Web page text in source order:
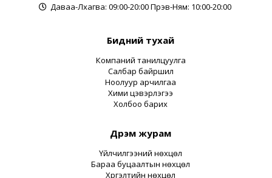
Даваа-Лхагва: 09:00-20:00 Пүрэв-Ням: 10:00-20:00
Бидний тухай
Компаний танилцуулга
Салбар байршил
Ноолуур арчилгаа
Хими цэвэрлэгээ
Холбоо барих
Дүрэм журам
Үйлчилгээний нөхцөл
Бараа буцаалтын нөхцөл
Хүргэлтийн нөхцөл